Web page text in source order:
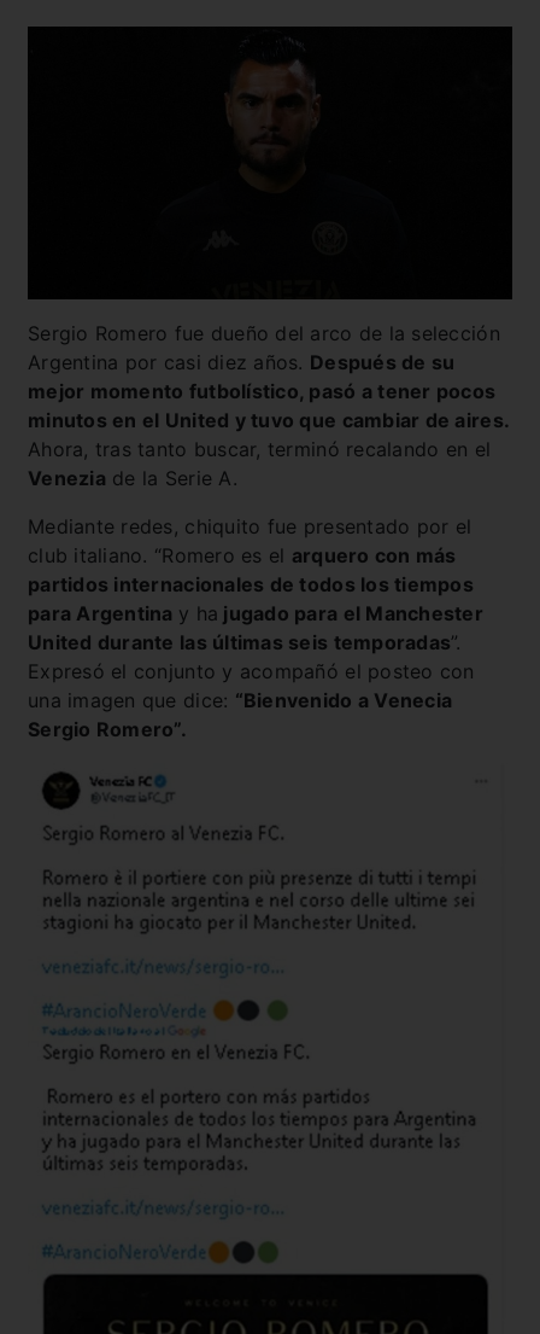
Sergio Romero fue dueño del arco de la selección
Argentina por casi diez años. Después de su
mejor momento futbolístico, pasó a tener pocos
minutos en el United y tuvo que cambiar de aires.
Ahora, tras tanto buscar, terminó recalando en el
Venezia de la Serie A.
Mediante redes, chiquito fue presentado por el
club italiano. “Romero es el arquero con más
partidos internacionales de todos los tiempos
para Argentina y ha jugado para el Manchester
United durante las últimas seis temporadas”.
Expresó el conjunto y acompañó el posteo con
una imagen que dice: “Bienvenido a Venecia
Sergio Romero”.